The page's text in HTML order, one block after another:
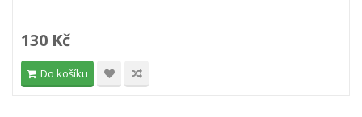
130 Kč
Do košíku